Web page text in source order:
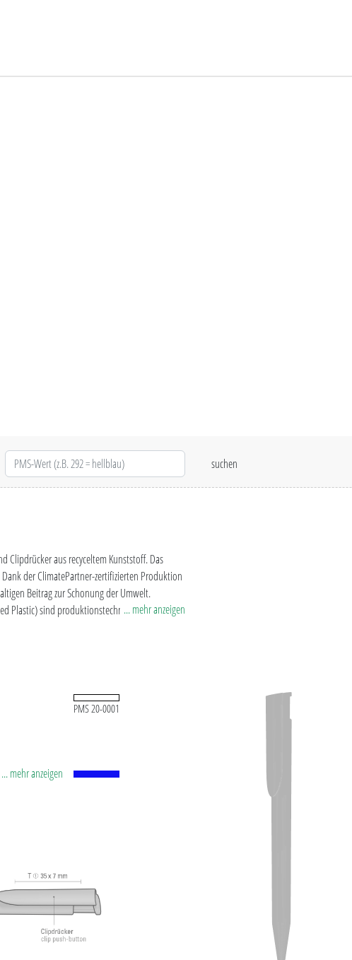
Clipdrücker aus recyceltem Kunststoff. Das
der ClimatePartner-zertifizierten Produktion
Beitrag zur Schonung der Umwelt.
Plastic) sind produktionstechnische... mehr anzeigen
PMS 20-0001
Mine mit
... mehr anzeigen